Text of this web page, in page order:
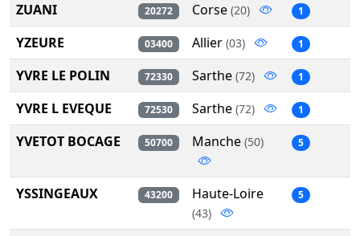
ZUANI
20272 Corse (20) 1
YZEURE 03400 Allier (03) 1
YVRE LE POLIN 72330 Sarthe (72) 1
YVRE L EVEQUE 72530 Sarthe (72) 1
YVETOT BOCAGE 50700 Manche (50) 5
YSSINGEAUX 43200 Haute-Loire
(43)
5